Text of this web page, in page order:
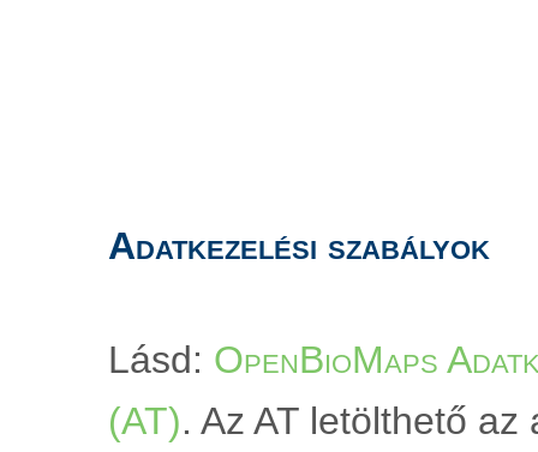
Adatkezelési szabályok
Lásd: OpenBioMaps
(AT). Az AT letölthető az